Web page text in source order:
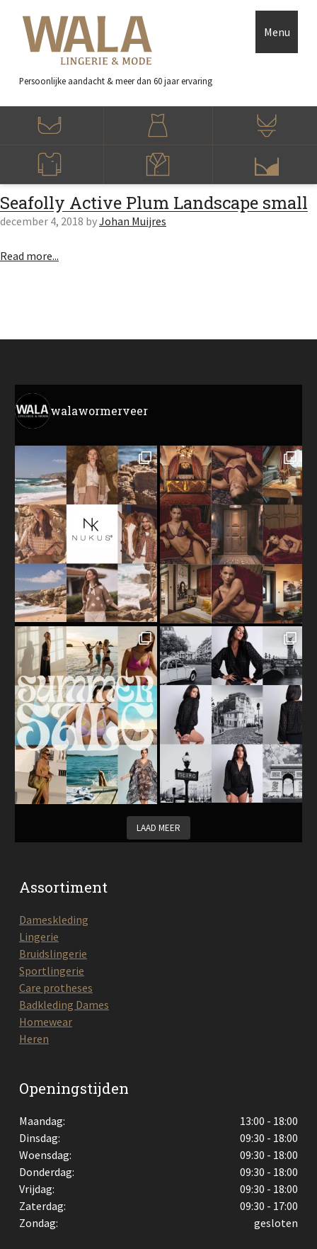
Persoonlijke aandacht & meer dan 60 jaar ervaring
Menu
Seafolly Active Plum Landscape small
december 4, 2018 byJohan Muijres
Read more...
walawormerveer
LAAD MEER
Assortiment
Dameskleding
Lingerie
Bruidslingerie
Sportlingerie
Care protheses
Badkleding Dames
Homewear
Heren
Openingstijden
Maandag:
13:00 - 18:00
Dinsdag:
09:30 - 18:00
Woensdag:
09:30 - 18:00
Donderdag:
09:30 - 18:00
Vrijdag:
09:30 - 18:00
Zaterdag:
09:30 - 17:00
Zondag:
gesloten